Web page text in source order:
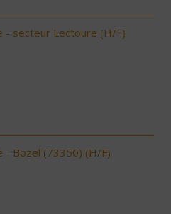
- secteur Lectoure (H/F)
- Bozel (73350) (H/F)